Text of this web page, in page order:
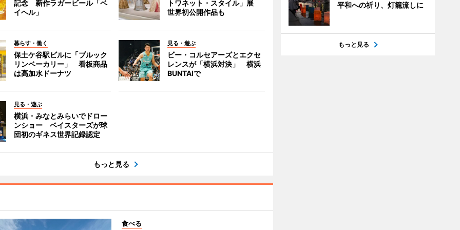
記念 新作ラガービール「ベ
イヘル」
トワネット・スタイル」展
世界初公開作品も
暮らす・働く
保土ケ谷駅ビルに「ブルック
リンベーカリー」 看板商品
は高加水ドーナツ
見る・遊ぶ
ビー・コルセアーズとエクセ
レンスが「横浜対決」 横浜
BUNTAIで
見る・遊ぶ
横浜・みなとみらいでドロー
ンショー ベイスターズが球
団初のギネス世界記録認定
もっと見る
食べる
平和への祈り、灯籠流しに
もっと見る